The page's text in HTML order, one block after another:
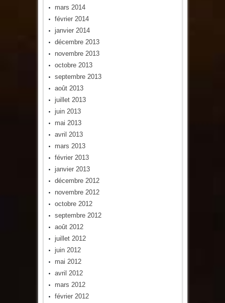
mars 2014
février 2014
janvier 2014
décembre 2013
novembre 2013
octobre 2013
septembre 2013
août 2013
juillet 2013
juin 2013
mai 2013
avril 2013
mars 2013
février 2013
janvier 2013
décembre 2012
novembre 2012
octobre 2012
septembre 2012
août 2012
juillet 2012
juin 2012
mai 2012
avril 2012
mars 2012
février 2012